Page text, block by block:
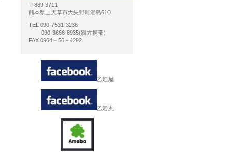
〒869-3711
熊本県上天草市大矢野町湯島610
TEL 090-7531-3236
090-3666-8935(親方携帯）
FAX 0964－56－4292
乙姫屋
乙姫丸